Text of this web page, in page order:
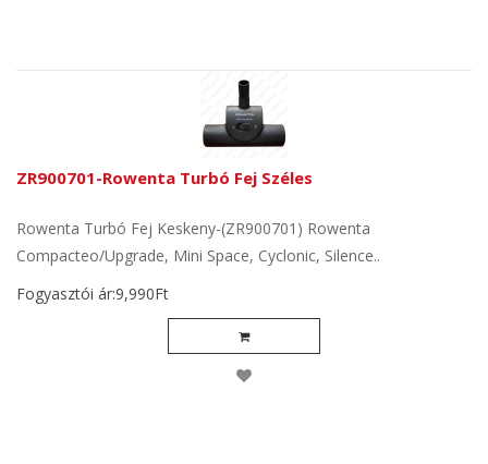
ZR900701-Rowenta Turbó Fej Széles
Rowenta Turbó Fej Keskeny-(ZR900701) Rowenta
Compacteo/Upgrade, Mini Space, Cyclonic, Silence..
Fogyasztói ár:9,990Ft